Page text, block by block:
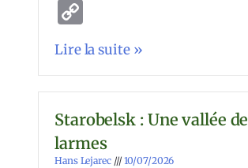
Link
Lire la suite »
Starobelsk : Une vallée de
larmes
Hans Lejarec 10/07/2026